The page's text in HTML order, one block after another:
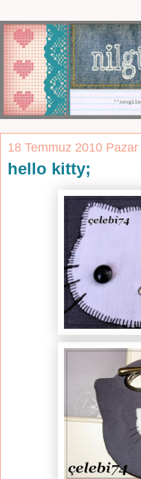
18 Temmuz 2010 Pazar
hello kitty;